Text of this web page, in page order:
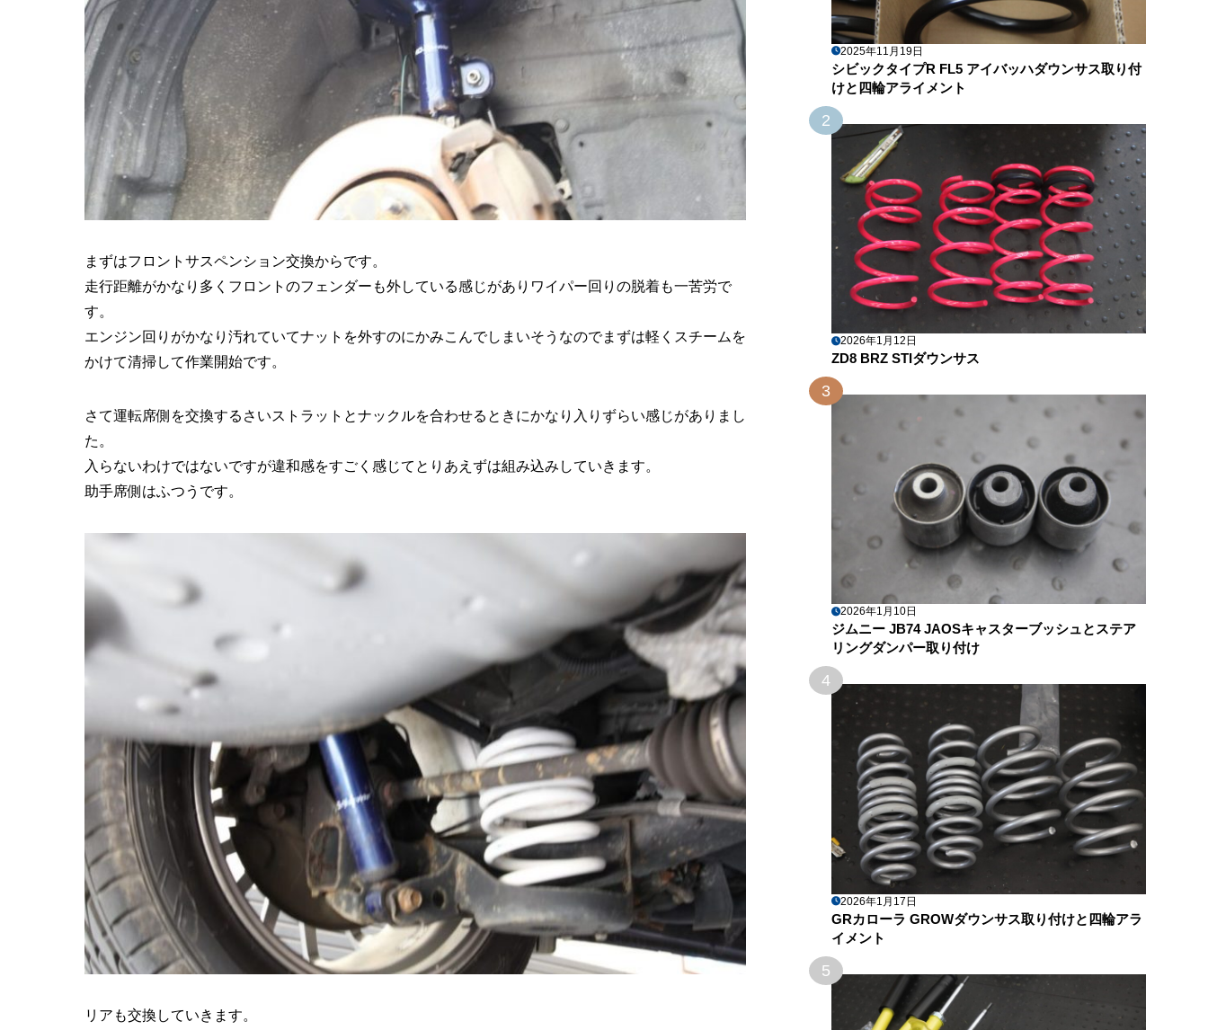
まずはフロントサスペンション交換からです。
走行距離がかなり多くフロントのフェンダーも外している感じがありワイパー回りの脱着も一苦労で
す。
エンジン回りがかなり汚れていてナットを外すのにかみこんでしまいそうなのでまずは軽くスチームを
かけて清掃して作業開始です。
さて運転席側を交換するさいストラットとナックルを合わせるときにかなり入りずらい感じがありまし
た。
入らないわけではないですが違和感をすごく感じてとりあえずは組み込みしていきます。
助手席側はふつうです。
リアも交換していきます。
2025年11月19日
シビックタイプR FL5 アイバッハダウンサス取り付
けと四輪アライメント
2
2026年1月12日
ZD8 BRZ STIダウンサス
3
2026年1月10日
ジムニー JB74 JAOSキャスターブッシュとステア
リングダンパー取り付け
4
2026年1月17日
GRカローラ GROWダウンサス取り付けと四輪アラ
イメント
5